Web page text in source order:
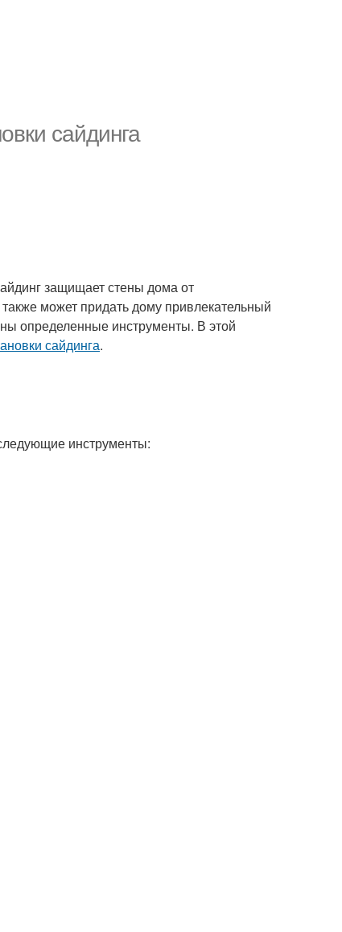
сайдинга
защищает стены дома от
может придать дому привлекательный
определенные инструменты. В этой
сайдинга.
инструменты: